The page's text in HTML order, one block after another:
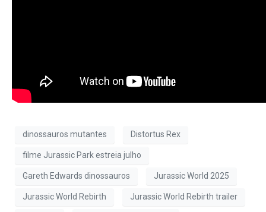
dinossauros mutantes Distortus Rex
filme Jurassic Park estreia julho
Gareth Edwards dinossauros Jurassic World 2025
Jurassic World Rebirth Jurassic World Rebirth trailer